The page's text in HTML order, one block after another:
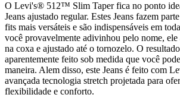
O Levi's® 512™ Slim Taper fica no ponto
Jeans ajustado regular. Estes Jeans fazem
fits mais versáteis e são indispensáveis em
você provavelmente adivinhou pelo nome,
na coxa e ajustado até o tornozelo. O
aparentemente feito sob medida que você
maneira. Alem disso, este Jeans é feito com
avançada tecnologia stretch projetada para
flexibilidade e conforto.